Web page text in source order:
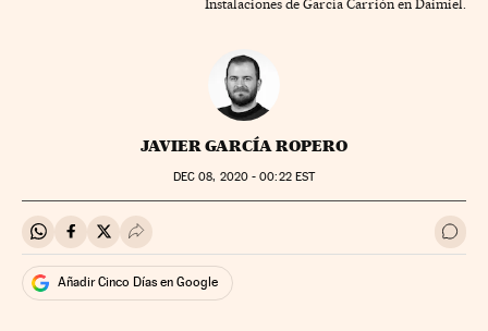
Instalaciones de García Carrión en Daimiel.
JAVIER GARCÍA ROPERO
DEC 08, 2020 - 00:22EST
Compartir en Whatsapp
Compartir en Facebook
Compartir en Twitter
Desplegar Redes Sociales Ir a
Añadir Cinco Días en Google